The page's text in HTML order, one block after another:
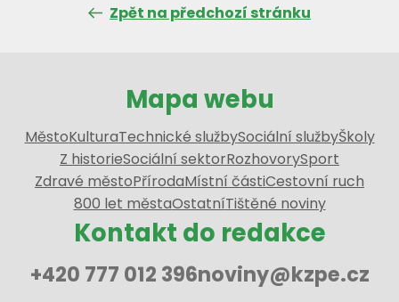
Zpět na předchozí stránku
Mapa webu
MěstoKulturaTechnické službySociální službyŠkoly
Z historieSociální sektorRozhovorySport
Zdravé městoPřírodaMístní částiCestovní ruch
800 let městaOstatníTištěné noviny
Kontakt do redakce
+420 777 012 396noviny@kzpe.cz